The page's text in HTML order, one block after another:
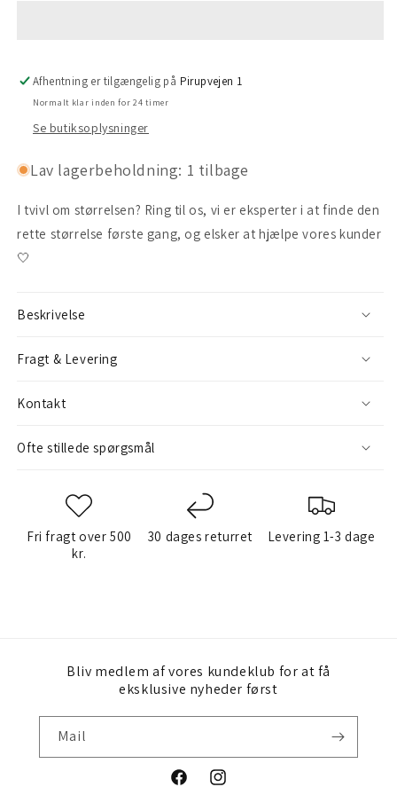
Afhentning er tilgængelig på Pirupvejen 1
Normalt klar inden for 24 timer
Se butiksoplysninger
Lav lagerbeholdning: 1 tilbage
I tvivl om størrelsen? Ring til os, vi er eksperter i at finde den
rette størrelse første gang, og elsker at hjælpe vores kunder
🤍
Beskrivelse
Fragt & Levering
Kontakt
Ofte stillede spørgsmål
Fri fragt over 500
kr.
30 dages returret Levering 1-3 dage
Bliv medlem af vores kundeklub for at få
eksklusive nyheder først
Mail
FacebookInstagram